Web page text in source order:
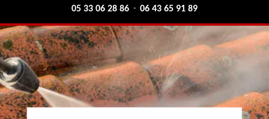
05 33 06 28 86 - 06 43 65 91 89